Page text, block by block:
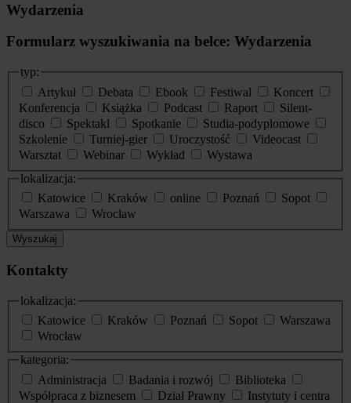
Wydarzenia
Formularz wyszukiwania na belce: Wydarzenia
typ:
Artykuł
Debata Ebook Festiwal
Koncert
Konferencja
Książka Podcast Raport
Silent-
disco
Spektakl Spotkanie
Studia-podyplomowe
Szkolenie
Turniej-gier Uroczystość
Videocast
Warsztat
Webinar Wykład
Wystawa
lokalizacja:
Katowice
Kraków online Poznań
Sopot
Warszawa
Wrocław
Wyszukaj
Kontakty
lokalizacja:
Katowice
Kraków Poznań Sopot
Warszawa
Wrocław
kategoria:
Administracja
Badania i rozwój
Biblioteka
Współpraca z biznesem
Dział Prawny
Instytuty i centra